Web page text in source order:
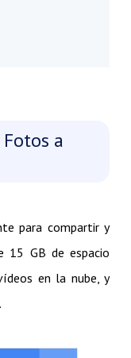
a
para compartir y
15 GB de espacio
en la nube, y